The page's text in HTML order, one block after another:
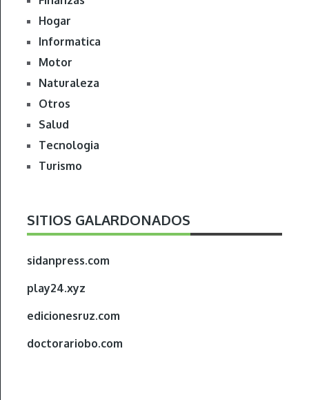
Hogar
Informatica
Motor
Naturaleza
Otros
Salud
Tecnologia
Turismo
SITIOS GALARDONADOS
sidanpress.com
play24.xyz
edicionesruz.com
doctorariobo.com